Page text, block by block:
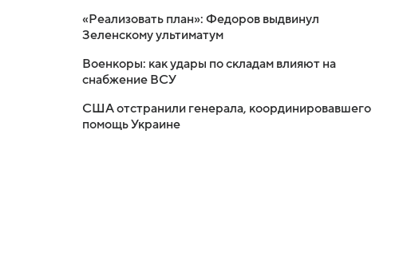
«Реализовать план»: Федоров выдвинул
Зеленскому ультиматум
Военкоры: как удары по складам влияют на
снабжение ВСУ
США отстранили генерала, координировавшего
помощь Украине